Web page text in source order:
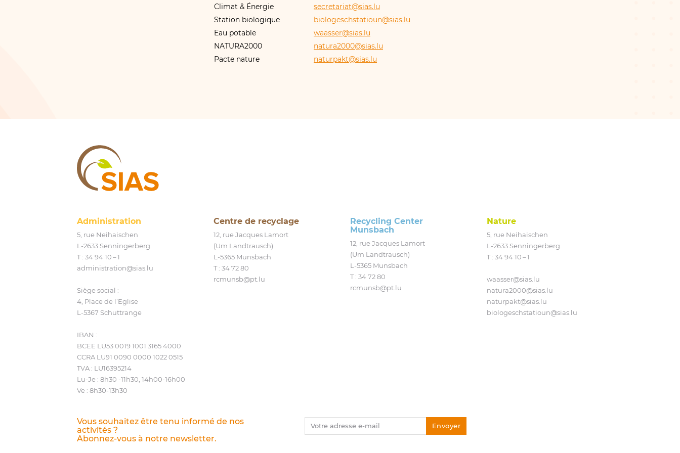
Climat & Énergie
secretariat@​sias.​lu
Station biologique
biologeschstatioun@​sias.​lu
Eau potable
waasser@​sias.​lu
NATURA2000
natura2000@​sias.​lu
Pacte nature
naturpakt@​sias.​lu
Administration
5, rue Neihaischen
L‑2633 Senningerberg
T : 34 94 10 – 1
administration@​sias.​lu
Siège social :
4, Place de l’Eglise
L‑5367 Schuttrange
IBAN :
BCEE LU53 0019 1001 3165 4000
CCRA LU91 0090 0000 1022 0515
TVA : LU16395214
Lu-Je : 8h30 ‑11h30, 14h00-16h00
Ve : 8h30-13h30
Centre de recyclage
12, rue Jacques Lamort
(Um Landtrausch)
L‑5365 Munsbach
T : 34 72 80
rcmunsb@​pt.​lu
Recycling Center
Munsbach
12, rue Jacques Lamort
(Um Landtrausch)
L‑5365 Munsbach
T : 34 72 80
rcmunsb@​pt.​lu
Nature
5, rue Neihaischen
L‑2633 Senningerberg
T : 34 94 10 – 1
waasser@​sias.​lu
natura2000@​sias.​lu
naturpakt@​sias.​lu
biologeschstatioun@​sias.​lu
Vous souhaitez être tenu informé de nos
activités ?
Abonnez-vous à notre newsletter.
Votre adresse e-mail Envoyer